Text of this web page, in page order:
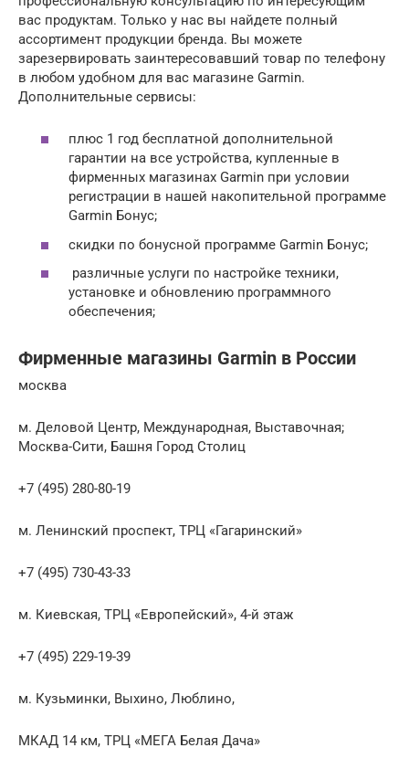
вас продуктам. Только у нас вы найдете полный
ассортимент продукции бренда. Вы можете
зарезервировать заинтересовавший товар по телефону
в любом удобном для вас магазине Garmin.
Дополнительные сервисы:
плюс 1 год бесплатной дополнительной
гарантии на все устройства, купленные в
фирменных магазинах Garmin при условии
регистрации в нашей накопительной программе
Garmin Бонус;
скидки по бонусной программе Garmin Бонус;
различные услуги по настройке техники,
установке и обновлению программного
обеспечения;
Фирменные магазины Garmin в России
москва
м. Деловой Центр, Международная, Выставочная;
Москва-Сити, Башня Город Столиц
+7 (495) 280-80-19
м. Ленинский проспект, ТРЦ «Гагаринский»
+7 (495) 730-43-33
м. Киевская, ТРЦ «Европейский», 4-й этаж
+7 (495) 229-19-39
м. Кузьминки, Выхино, Люблино,
МКАД 14 км, ТРЦ «МЕГА Белая Дача»